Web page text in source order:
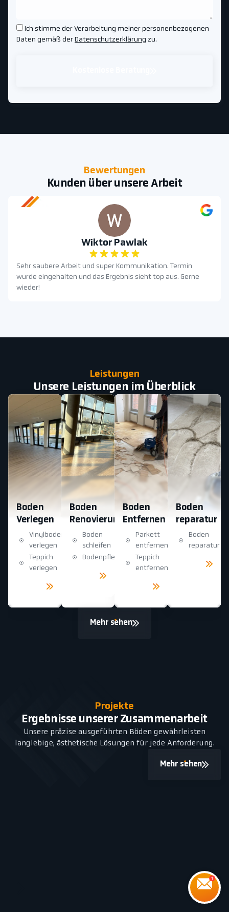
Ich stimme der Verarbeitung meiner personenbezogenen
Daten gemäß der Datenschutzerklärung zu.
Bewertungen
Kunden über unsere Arbeit
Wiktor Pawlak
Sehr saubere Arbeit und super Kommunikation. Termin
wurde eingehalten und das Ergebnis sieht top aus. Gerne
wieder!
Leistungen
Unsere Leistungen im Überblick
Boden
Verlegen
Vinylboden
verlegen
Teppich
verlegen
Boden
Renovierung
Boden
schleifen
Bodenpflege
Boden
Entfernen
Parkett
entfernen
Teppich
entfernen
Boden
reparatur
Boden
reparatur
Mehr sehen
Projekte
Ergebnisse unserer Zusammenarbeit
Unsere präzise ausgeführten Böden gewährleisten
langlebige, ästhetische Lösungen für jede Anforderung.
Mehr sehen